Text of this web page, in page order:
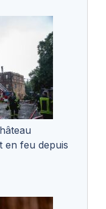
en feu depuis